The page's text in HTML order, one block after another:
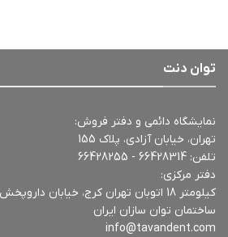
توان دنت
نمایشگاه دائمی و دفتر فروش:
تهران، خیابان آزادی، پلاک 155
تلفن: 66428314 - 66428255
دفتر مرکزی:
کیلومتر 18 اتوبان تهران کرج، خیابان داروپخش، کوچه ششم
ساختمان توان سازان ایران
info@tavandent.com